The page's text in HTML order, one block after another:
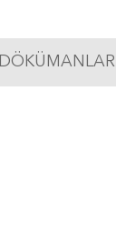
DÖKÜMANLAR